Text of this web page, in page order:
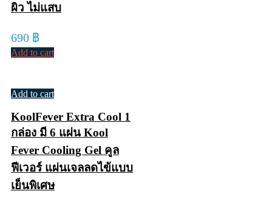
ผิว ไม่แสบ
690 ฿
Add to cart
Add to cart
KoolFever Extra Cool 1
กล่อง มี 6 แผ่น Kool
Fever Cooling Gel คูล
ฟีเวอร์ แผ่นเจลลดไข้แบบ
เย็นพิเศษ